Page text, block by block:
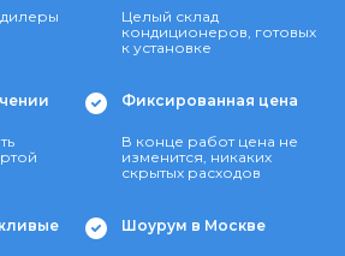
Целый склад
кондиционеров, готовых
к установке
Фиксированная цена
В конце работ цена не
изменится, никаких
скрытых расходов
Шоурум в Москве